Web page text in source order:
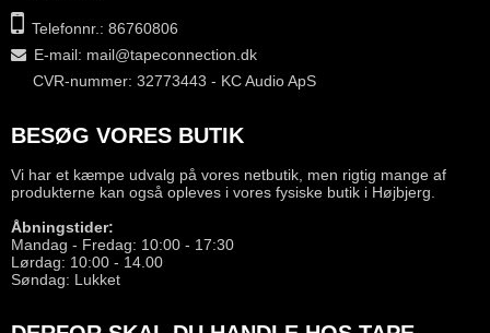
Telefonnr.: 86760806
E-mail: mail@tapeconnection.dk
CVR-nummer: 32773443 - KC Audio ApS
BESØG VORES BUTIK
Vi har et kæmpe udvalg på vores netbutik, men rigtig mange af
produkterne kan også opleves i vores fysiske butik i Højbjerg.
Åbningstider:
Mandag - Fredag: 10:00 - 17:30
Lørdag: 10:00 - 14.00
Søndag: Lukket